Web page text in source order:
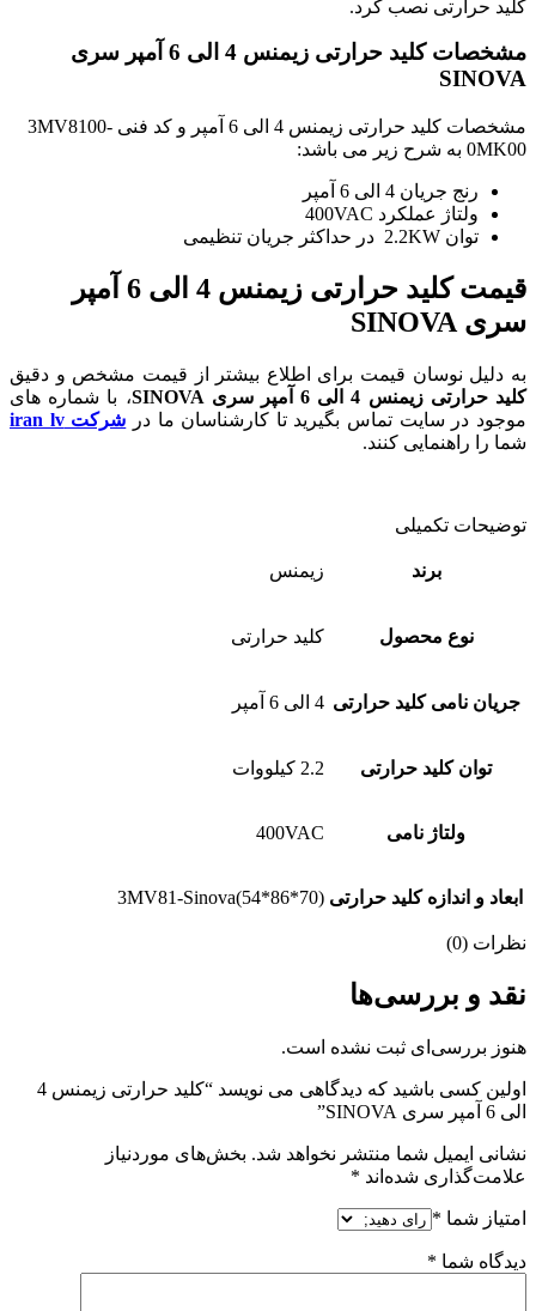
کلید حرارتی نصب کرد.
مشخصات کلید حرارتی زیمنس 4 الی 6 آمپر سری
SINOVA
مشخصات کلید حرارتی زیمنس 4 الی 6 آمپر و کد فنی 3MV8100-
0MK00 به شرح زیر می باشد:
رنج جریان 4 الی 6 آمپر
ولتاژ عملکرد 400VAC
توان 2.2KW در حداکثر جریان تنظیمی
قیمت کلید حرارتی زیمنس 4 الی 6 آمپر
سری SINOVA
به دلیل نوسان قیمت برای اطلاع بیشتر از قیمت مشخص و دقیق
کلید حرارتی زیمنس 4 الی 6 آمپر سری SINOVA
، با شماره های
موجود در سایت تماس بگیرید تا کارشناسان ما در شرکت iran lv
شما را راهنمایی کنند.
توضیحات تکمیلی
برند زیمنس
نوع محصول کلید حرارتی
جریان نامی کلید حرارتی 4 الی 6 آمپر
توان کلید حرارتی 2.2 کیلووات
ولتاژ نامی 400VAC
ابعاد و اندازه کلید حرارتی 3MV81-Sinova(54*86*70)
نظرات (0)
نقد و بررسی‌ها
هنوز بررسی‌ای ثبت نشده است.
اولین کسی باشید که دیدگاهی می نویسد “کلید حرارتی زیمنس 4
الی 6 آمپر سری SINOVA”
نشانی ایمیل شما منتشر نخواهد شد. بخش‌های موردنیاز
علامت‌گذاری شده‌اند *
امتیاز شما *
دیدگاه شما *